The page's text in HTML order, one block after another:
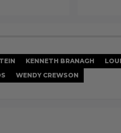
KENNETH BRANAGH
WENDY CREWSON